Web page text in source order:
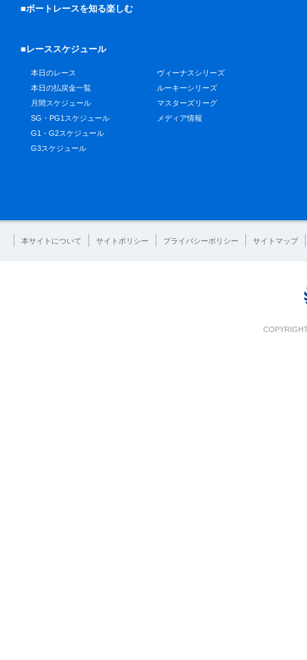
■ボートレースを知る楽しむ
■レーススケジュール
本日のレース
本日の払戻金一覧
月間スケジュール
SG・PG1スケジュール
G1・G2スケジュール
G3スケジュール
ヴィーナスシリーズ
ルーキーシリーズ
マスターズリーグ
メディア情報
本サイトについて サイトポリシー プライバシーポリシー サイトマップ